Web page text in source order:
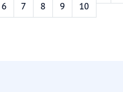
6 7 8 9 10